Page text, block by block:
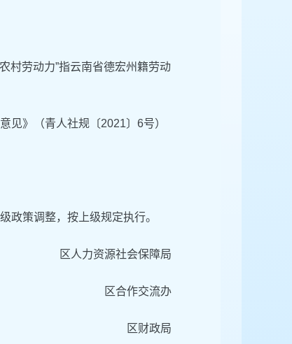
村劳动力”指云南省德宏州籍劳动
见》（青人社规〔2021〕6号）
政策调整，按上级规定执行。
区人力资源社会保障局
区合作交流办
区财政局